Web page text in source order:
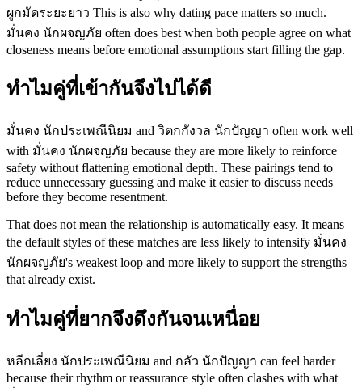
ผูกมัดระยะยาว This is also why dating pace matters so much.
มั่นคง นักผจญภัย often does best when both people agree on what
closeness means before emotional assumptions start filling the gap.
ทำไมคู่ที่เข้ากันจึงไปได้ดี
มั่นคง นักประเพณีนิยม and วิตกกังวล นักปัญญา often work well
with มั่นคง นักผจญภัย because they are more likely to reinforce
safety without flattening emotional depth. These pairings tend to
reduce unnecessary guessing and make it easier to discuss needs
before they become resentment.
That does not mean the relationship is automatically easy. It means
the default styles of these matches are less likely to intensify มั่นคง
นักผจญภัย's weakest loop and more likely to support the strengths
that already exist.
ทำไมคู่ที่ยากจึงดึงกันจนเหนื่อย
หลีกเลี่ยง นักประเพณีนิยม and กลัว นักปัญญา can feel harder
because their rhythm or reassurance style often clashes with what